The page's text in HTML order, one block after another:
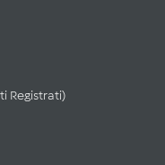
Registrati)